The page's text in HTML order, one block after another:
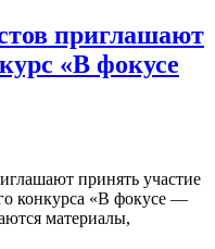
приглашают
«В фокусе
принять участие
конкурса «В фокусе —
материалы,